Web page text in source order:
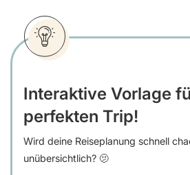
Interaktive Vorlage
perfekten Trip!
Wird deine Reiseplanung schnell
unübersichtlich? 🫤